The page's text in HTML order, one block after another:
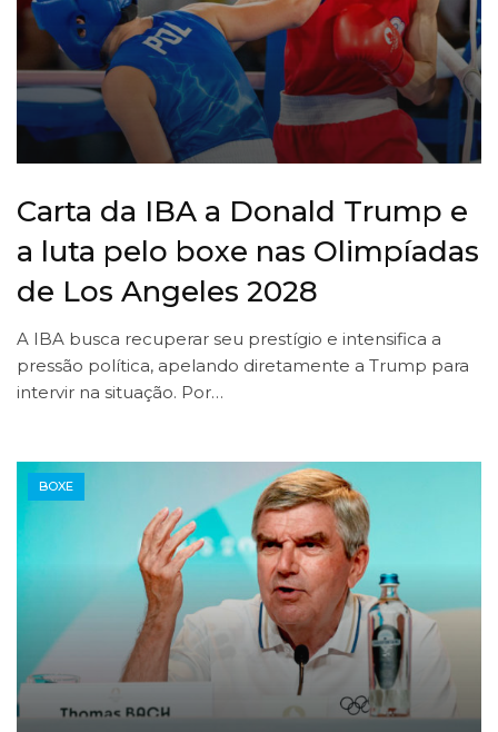
Carta da IBA a Donald Trump e
a luta pelo boxe nas Olimpíadas
de Los Angeles 2028
A IBA busca recuperar seu prestígio e intensifica a
pressão política, apelando diretamente a Trump para
intervir na situação. Por…
BOXE